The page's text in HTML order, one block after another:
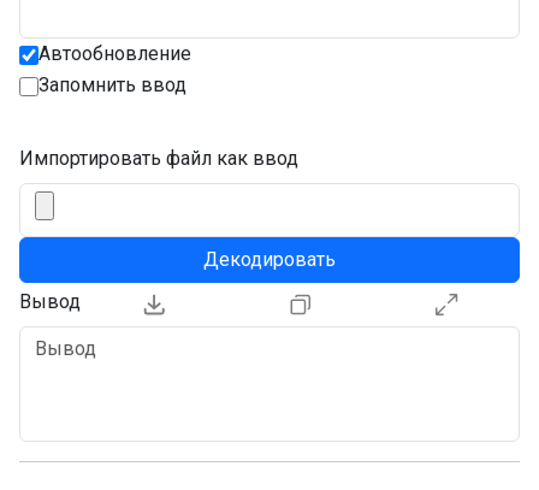
Автообновление
Запомнить ввод
Импортировать файл как ввод
Декодировать
Вывод